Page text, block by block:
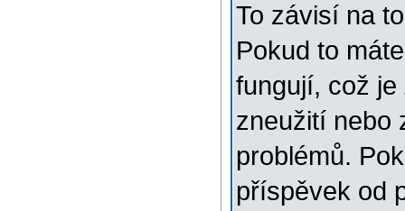
To závisí na
Pokud to
fungují, což je
zneužití nebo
problémů.
příspěvek od